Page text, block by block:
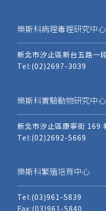
樂斯科病理毒理研究中心
新北市汐止區新台五路一
Tel:(02)2697-3039
樂斯科實驗動物研究中心
新北市汐止區康寧街 169
Tel:(02)2692-5669
樂斯科繁殖培育中心
Tel:(03)961-5839
Fax:(03)961-5840